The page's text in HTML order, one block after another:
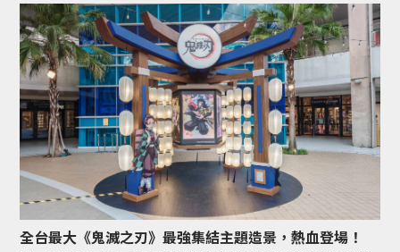
全台最大《鬼滅之刃》最強集結主題造景，熱血登場！